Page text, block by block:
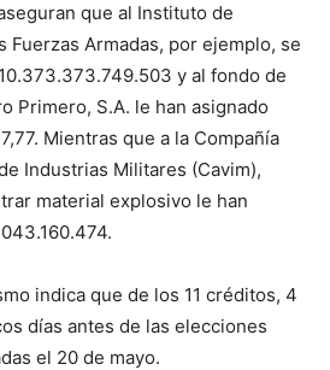
que al Instituto de
Fuerzas Armadas, por ejemplo, se
y al fondo de
Primero, S.A. le han asignado
Mientras que a la Compañía
Industrias Militares (Cavim),
material explosivo le han
indica que de los 11 créditos, 4
días antes de las elecciones
el 20 de mayo.